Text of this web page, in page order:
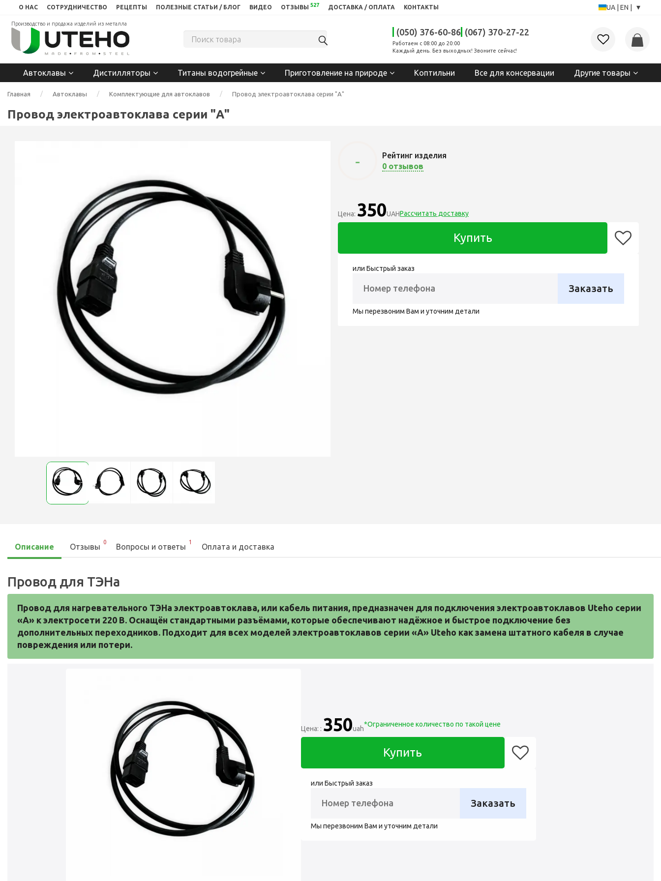
О НАС СОТРУДНИЧЕСТВО РЕЦЕПТЫ ПОЛЕЗНЫЕ СТАТЬИ / БЛОГ ВИДЕО ОТЗЫВЫ 527 ДОСТАВКА / ОПЛАТА КОНТАКТЫ UA EN ▾
Производство и продажа изделий из металла
(050) 376-60-86 (067) 370-27-22
Работаем с 08:00 до 20:00
Каждый день. Без выходных! Звоните сейчас!
Автоклавы Дистилляторы Титаны водогрейные Приготовление на природе Коптильни Все для консервации Другие товары
Главная Автоклавы Комплектующие для автоклавов Провод электроавтоклава серии "А"
Провод электроавтоклава серии "А"
-
Рейтинг изделия
0 отзывов
Цена: 350UAHРассчитать доставку
Купить
или Быстрый заказ
Заказать
Мы перезвоним Вам и уточним детали
Описание Отзывы
0
Вопросы и ответы
1
Оплата и доставка
Провод для ТЭНа
Провод для нагревательного ТЭНа электроавтоклава, или кабель питания, предназначен для подключения электроавтоклавов Uteho серии
«А» к электросети 220 В. Оснащён стандартными разъёмами, которые обеспечивают надёжное и быстрое подключение без
дополнительных переходников. Подходит для всех моделей электроавтоклавов серии «А» Uteho как замена штатного кабеля в случае
повреждения или потери.
Цена: : 350uah
*Ограниченное количество по такой цене
Купить
или Быстрый заказ
Заказать
Мы перезвоним Вам и уточним детали